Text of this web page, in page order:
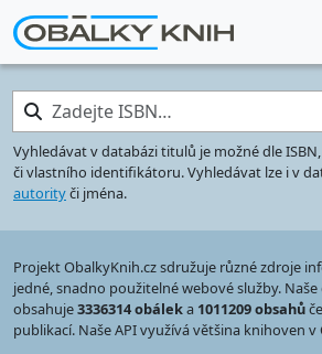
Zadejte ISBN…
Vyhledávat v databázi titulů je možné dle ISBN,
či vlastního identifikátoru. Vyhledávat lze i v
autorityči jména.
Projekt ObalkyKnih.cz sdružuje různé zdroje
jedné, snadno použitelné webové služby.
obsahuje3336314 obáleka 1011209 obsahů
publikací. Naše API využívá většina knihoven v